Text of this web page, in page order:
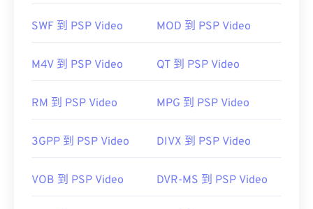
免費下載
其他可以開啟RMVB檔案的軟體包括VLC媒體播放器
放文件，而非透過網路串流播放。
SWF 到 PSP Video MOD 到 PSP Video
M4V 到 PSP Video QT 到 PSP Video
RM 到 PSP Video MPG 到 PSP Video
3GPP 到 PSP Video DIVX 到 PSP Video
VOB 到 PSP Video DVR-MS 到 PSP Video